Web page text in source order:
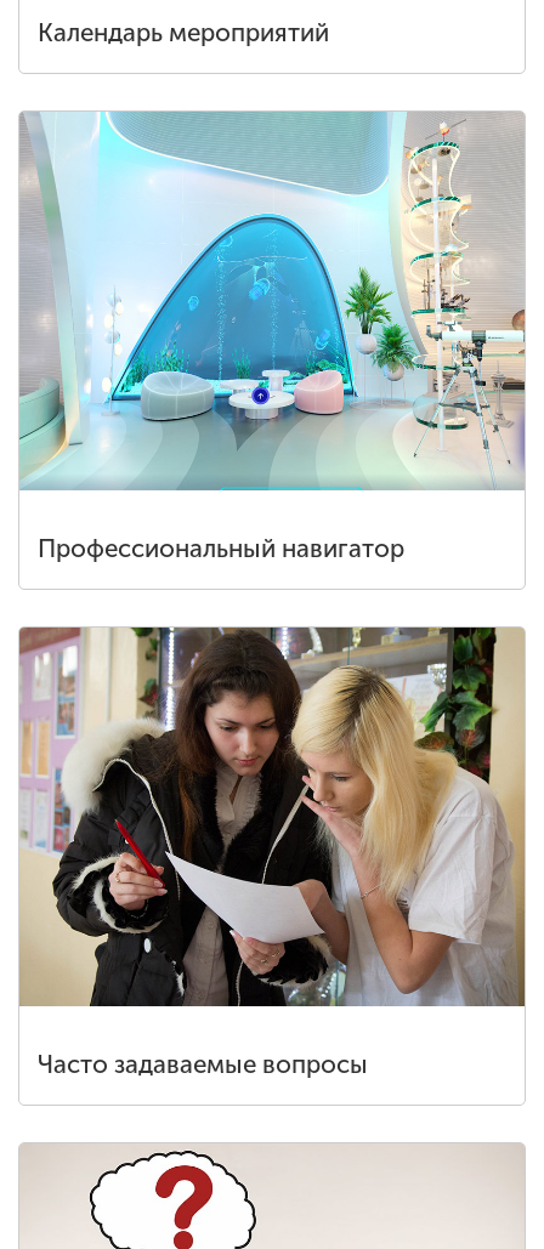
Календарь мероприятий
Профессиональный навигатор
Часто задаваемые вопросы